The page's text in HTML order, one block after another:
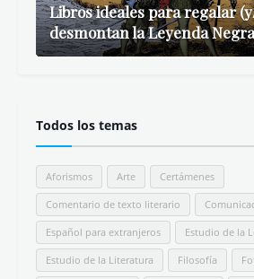
Libros ideales para regalar
desmontan la Leyenda Negra
Todos los temas
Aforismos Arte Certámenes
Comentario de texto literario
Español para extranjeros Estudio de la
Estudio de la Literatura Filosofía